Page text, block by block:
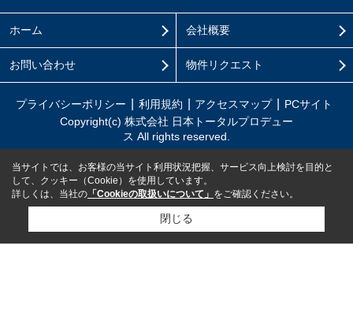
ホーム 会社概要
お問い合わせ 物件リクエスト
プライバシーポリシー 利用規約 アクセスマップ
PCサイト
Copyright(c) 株式会社 日本トータルプロデュー
ス All rights reserved.
当サイトでは、お客様の当サイト利用状況把握、サービス向上検討を目的と
して、クッキー（Cookie）を使用しています。
詳しくは、当社の 「Cookieの取扱いについて」 をご確認ください。
閉じる